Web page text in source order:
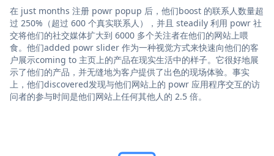
在 just months 注册 powr popup 后，他们boost 的联系人数量超
过 250%（超过 600 个真实联系人），并且 steadily 利用 powr 社
交将他们的社交媒体扩大到 6000 多个关注者在他们的网站上喂
食。他们added powr slider 作为一种视觉方式来快速向他们的客
户展示coming to 主页上的产品在现实生活中的样子。它很好地展
示了他们的产品，并无缝地为客户提供了出色的现场体验。事实
上，他们discovered发现与他们网站上的 powr 应用程序交互的访
问者的参与时间是他们网站上任何其他人的 2.5 倍。